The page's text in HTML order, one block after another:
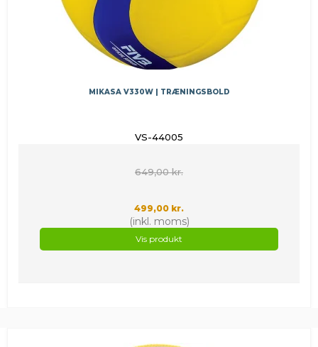
MIKASA V330W | TRÆNINGSBOLD
VS-44005
649,00 kr.
499,00 kr.
(inkl. moms)
Vis produkt